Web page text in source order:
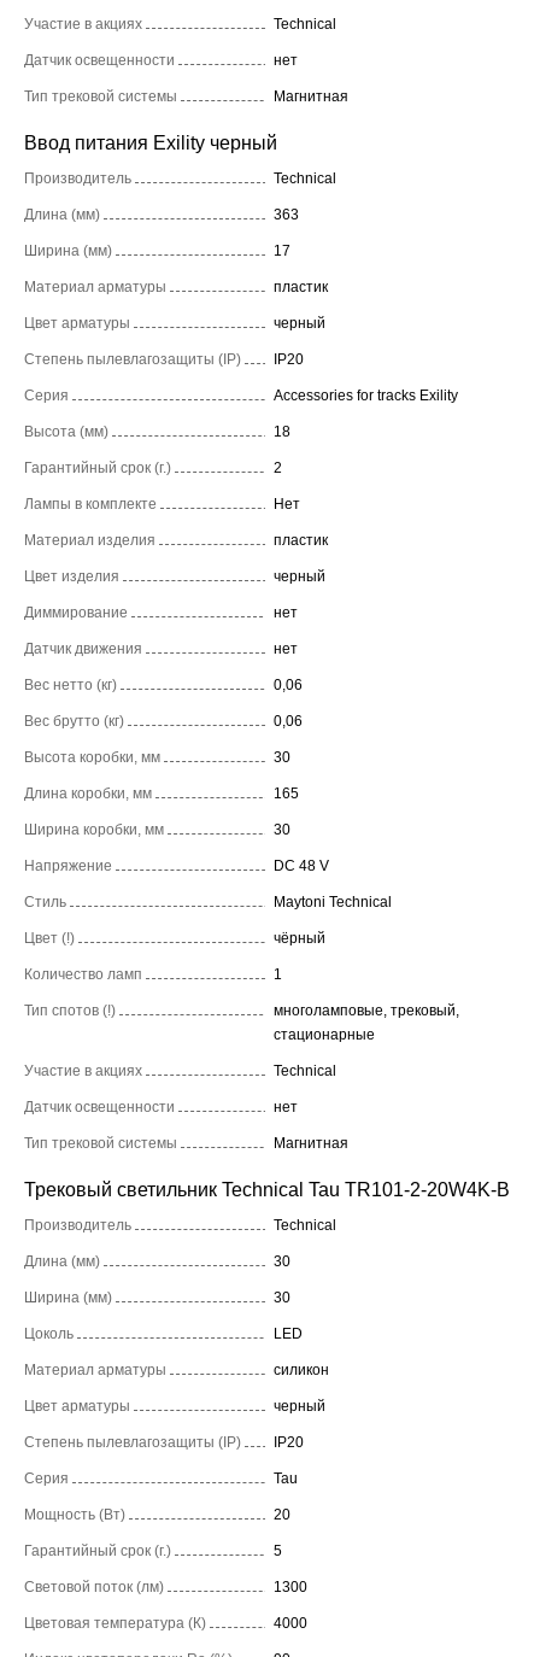
Участие в акциях Technical
Датчик освещенности нет
Тип трековой системы Магнитная
Ввод питания Exility черный
Производитель Technical
Длина (мм) 363
Ширина (мм) 17
Материал арматуры пластик
Цвет арматуры черный
Степень пылевлагозащиты (IP) IP20
Серия Accessories for tracks Exility
Высота (мм) 18
Гарантийный срок (г.) 2
Лампы в комплекте Нет
Материал изделия пластик
Цвет изделия черный
Диммирование нет
Датчик движения нет
Вес нетто (кг) 0,06
Вес брутто (кг) 0,06
Высота коробки, мм 30
Длина коробки, мм 165
Ширина коробки, мм 30
Напряжение DC 48 V
Стиль Maytoni Technical
Цвет (!) чёрный
Количество ламп 1
Тип спотов (!)
многоламповые, трековый,
стационарные
Участие в акциях Technical
Датчик освещенности нет
Тип трековой системы Магнитная
Трековый светильник Technical Tau TR101-2-20W4K-B
Производитель Technical
Длина (мм) 30
Ширина (мм) 30
Цоколь LED
Материал арматуры силикон
Цвет арматуры черный
Степень пылевлагозащиты (IP) IP20
Серия Tau
Мощность (Вт) 20
Гарантийный срок (г.) 5
Световой поток (лм) 1300
Цветовая температура (К) 4000